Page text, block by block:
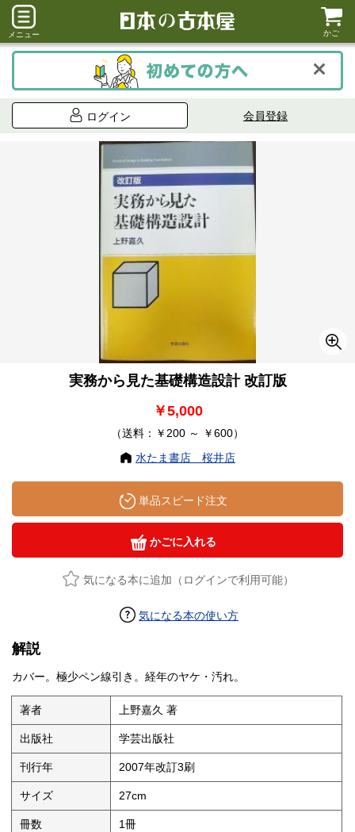
メニュー かご
ログイン 会員登録
実務から見た基礎構造設計 改訂版
￥5,000
（送料：￥200 ～ ￥600）
水たま書店 桜井店
単品スピード注文
かごに入れる
気になる本に追加（ログインで利用可能）
気になる本の使い方
解説
カバー。極少ペン線引き。経年のヤケ・汚れ。
著者 上野嘉久 著
出版社 学芸出版社
刊行年 2007年改訂3刷
サイズ 27cm
冊数 1冊